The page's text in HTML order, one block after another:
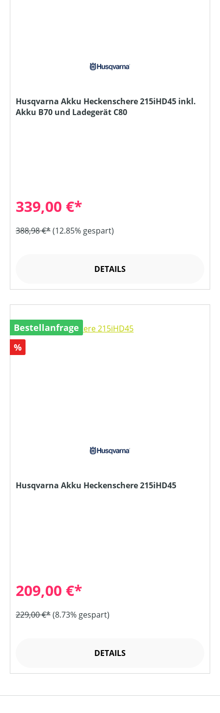
Husqvarna Akku Heckenschere 215iHD45 inkl.
Akku B70 und Ladegerät C80
339,00 €*
388,98 €*(12.85% gespart)
DETAILS
Bestellanfrage
Rabatt
%
Husqvarna Akku Heckenschere 215iHD45
209,00 €*
229,00 €*(8.73% gespart)
DETAILS